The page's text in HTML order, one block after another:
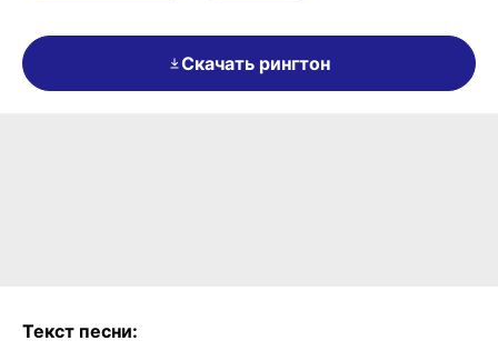
Скачать рингтон
Текст песни: